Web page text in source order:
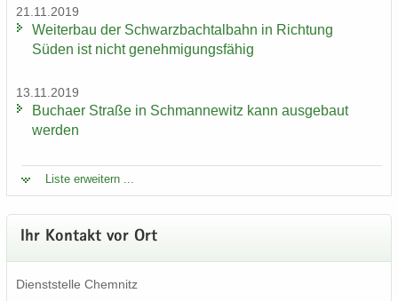
21.11.2019
Wei­ter­bau der Schwarz­bach­tal­bahn in Rich­tung
Süden ist nicht ge­neh­mi­gungs­fä­hig
13.11.2019
Bu­ch­a­er Stra­ße in Sch­man­ne­witz kann aus­ge­baut
wer­den
Liste er­wei­tern ...
Ihr Kon­takt vor Ort
Dienst­stel­le Chem­nitz